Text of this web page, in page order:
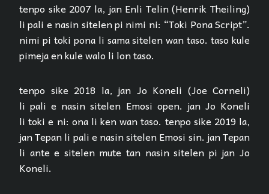
tenpo sike 2007 la, jan Enli Telin (Henrik Theiling)
li pali e nasin sitelen pi nimi ni: “Toki Pona Script”.
nimi pi toki pona li sama sitelen wan taso. taso kule
pimeja en kule walo li lon taso.
tenpo sike 2018 la, jan Jo Koneli (Joe Corneli)
li pali e nasin sitelen Emosi open. jan Jo Koneli
li toki e ni: ona li ken wan taso. tenpo sike 2019 la,
jan Tepan li pali e nasin sitelen Emosi sin. jan Tepan
li ante e sitelen mute tan nasin sitelen pi jan Jo
Koneli.